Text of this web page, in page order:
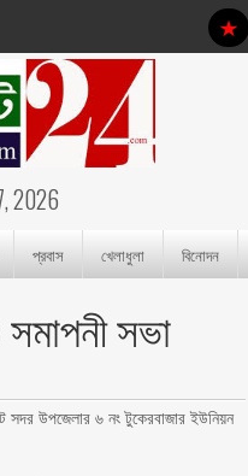
2026
প্রবাস খেলাধুলা বিনোদন
সভা
সদর উপজেলার ৬ নং টুকেরবাজার ইউনিয়ন